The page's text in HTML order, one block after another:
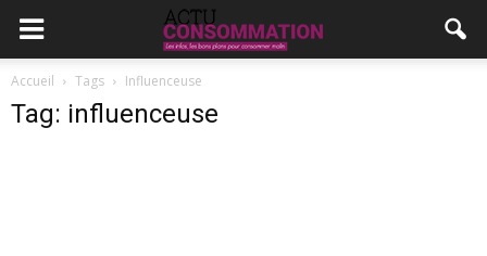
Accueil Tags Influenceuse
Tag: influenceuse